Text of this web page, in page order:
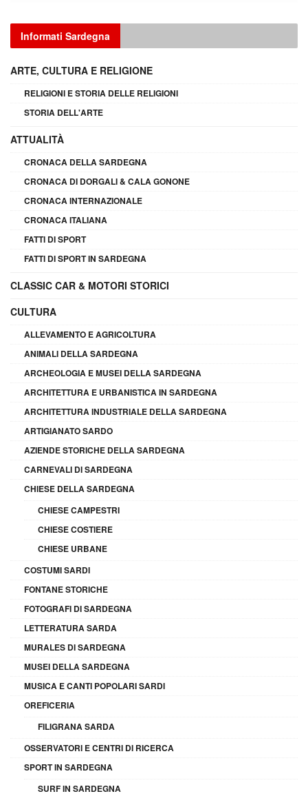
Informati Sardegna
ARTE, CULTURA E RELIGIONE
RELIGIONI E STORIA DELLE RELIGIONI
STORIA DELL'ARTE
ATTUALITÀ
CRONACA DELLA SARDEGNA
CRONACA DI DORGALI & CALA GONONE
CRONACA INTERNAZIONALE
CRONACA ITALIANA
FATTI DI SPORT
FATTI DI SPORT IN SARDEGNA
CLASSIC CAR & MOTORI STORICI
CULTURA
ALLEVAMENTO E AGRICOLTURA
ANIMALI DELLA SARDEGNA
ARCHEOLOGIA E MUSEI DELLA SARDEGNA
ARCHITETTURA E URBANISTICA IN SARDEGNA
ARCHITETTURA INDUSTRIALE DELLA SARDEGNA
ARTIGIANATO SARDO
AZIENDE STORICHE DELLA SARDEGNA
CARNEVALI DI SARDEGNA
CHIESE DELLA SARDEGNA
CHIESE CAMPESTRI
CHIESE COSTIERE
CHIESE URBANE
COSTUMI SARDI
FONTANE STORICHE
FOTOGRAFI DI SARDEGNA
LETTERATURA SARDA
MURALES DI SARDEGNA
MUSEI DELLA SARDEGNA
MUSICA E CANTI POPOLARI SARDI
OREFICERIA
FILIGRANA SARDA
OSSERVATORI E CENTRI DI RICERCA
SPORT IN SARDEGNA
SURF IN SARDEGNA